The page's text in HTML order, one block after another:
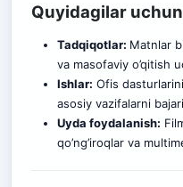
Quyidagilar
Tadqiqotlar: Matnlar
va masofaviy o’qitish
Ishlar: Ofis
asosiy vazifalarni
Uyda foydalanish:
qo’ng’iroqlar va